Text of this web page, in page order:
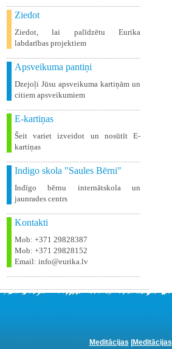
Ziedot
Ziedot, lai palīdzētu Eurika
labdarības projektiem
Apsveikuma pantiņi
Dzejoļi Jūsu apsveikuma kartiņām un
citiem apsveikumiem
E-kartiņas
Šeit variet izveidot un nosūtīt E-
kartiņas
Indigo skola "Saules Bērni"
Indīgo bērnu internātskola un
jaunrades centrs
Kontakti
Mob: +371 29828387
Mob: +371 29828152
Email: info@eurika.lv
Meditācijas
Meditācijas